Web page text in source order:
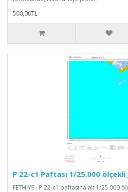
500,00TL
P 22-c1 Paftası 1/25.000
FETHİYE - P 22-c1 paftasına ait 1/25.000